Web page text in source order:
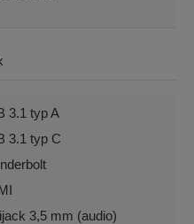
3.1 typ A
3.1 typ C
3,5 mm (audio)